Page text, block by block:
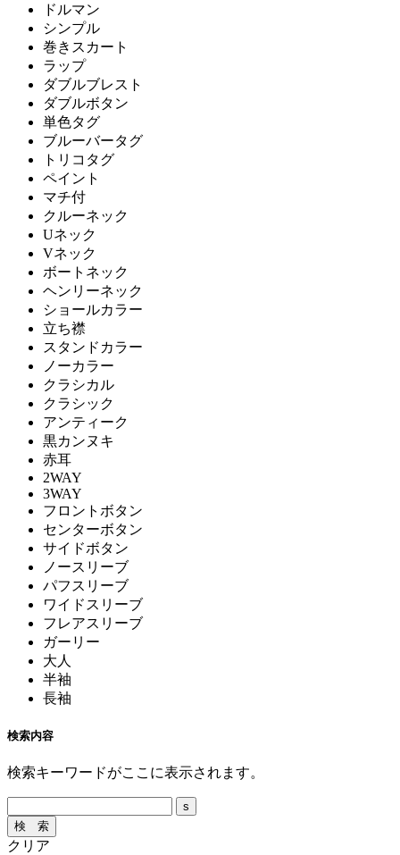
ドルマン
シンプル
巻きスカート
ラップ
ダブルブレスト
ダブルボタン
単色タグ
ブルーバータグ
トリコタグ
ペイント
マチ付
クルーネック
Uネック
Vネック
ボートネック
ヘンリーネック
ショールカラー
立ち襟
スタンドカラー
ノーカラー
クラシカル
クラシック
アンティーク
黒カンヌキ
赤耳
2WAY
3WAY
フロントボタン
センターボタン
サイドボタン
ノースリーブ
パフスリーブ
ワイドスリーブ
フレアスリーブ
ガーリー
大人
半袖
長袖
検索内容
検索キーワードがここに表示されます。
クリア